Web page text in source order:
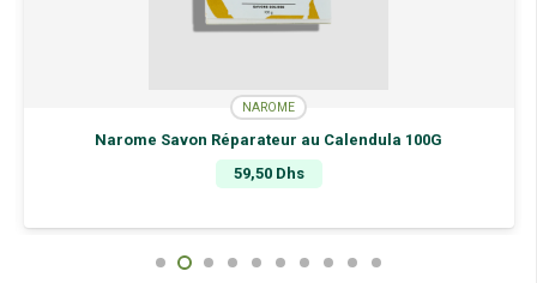
NAROME
Narome Savon Réparateur au Calendula 100G
59,50 Dhs